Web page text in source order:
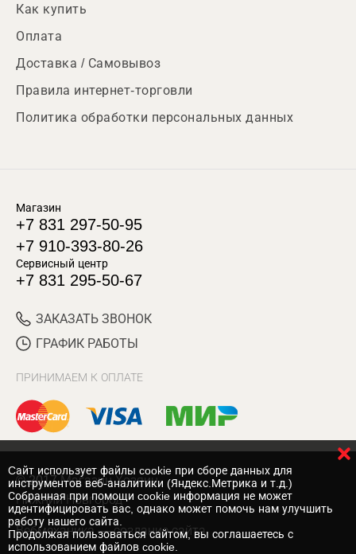
Как купить
Оплата
Доставка / Самовывоз
Правила интернет-торговли
Политика обработки персональных данных
Магазин
+7 831 297-50-95
+7 910-393-80-26
Сервисный центр
+7 831 295-50-67
ЗАКАЗАТЬ ЗВОНОК
ГРАФИК РАБОТЫ
ПРИНИМАЕМ К ОПЛАТЕ
© 2017 Магазин Хозяин
Нижний Новгород
Вебмеханика — создание сайта
Cайт использует файлы cookie при сборе данных для
инструментов веб-аналитики (Яндекс.Метрика и т.д.)
Собранная при помощи cookie информация не может
идентифицировать вас, однако может помочь нам улучшить
работу нашего сайта.
Продолжая пользоваться сайтом, вы соглашаетесь с
использованием файлов cookie.